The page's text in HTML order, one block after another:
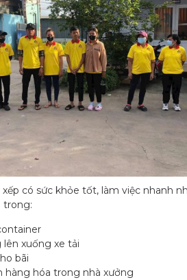
có sức khỏe tốt, làm việc nhanh
trong:
lên xuống xe tải
bãi
hàng hóa trong nhà xưởng